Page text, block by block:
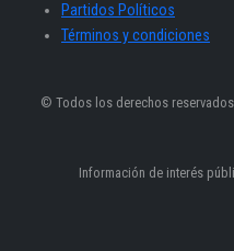
Partidos Políticos
Términos y condiciones
© Todos los derechos
Información de interés